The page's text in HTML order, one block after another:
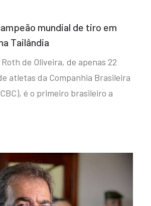
mundial de tiro em
Tailândia
de Oliveira, de apenas 22
atletas da Companhia Brasileira
é o primeiro brasileiro a